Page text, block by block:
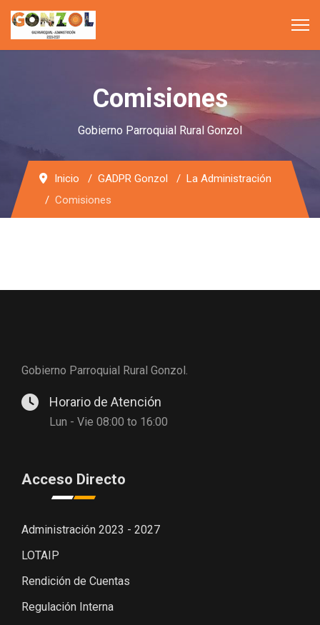
Comisiones
Gobierno Parroquial Rural Gonzol
Inicio GADPR Gonzol
La Administración
Comisiones
Gobierno Parroquial Rural Gonzol.
Horario de Atención
Lun - Vie 08:00 to 16:00
Acceso Directo
Administración 2023 - 2027
LOTAIP
Rendición de Cuentas
Regulación Interna